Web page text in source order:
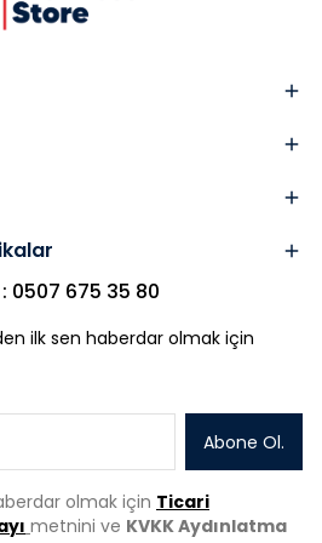
0507 675 35 80
ilk sen haberdar olmak için
Abone Ol.
olmak için Ticari
metnini ve KVKK Aydınlatma